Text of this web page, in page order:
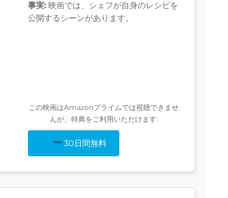
事実: 映画では、シェフが自身のレシピを
公開するシーンがあります。
この映画はAmazonプライムでは視聴できませ
んが、特典をご利用いただけます:
30日間無料